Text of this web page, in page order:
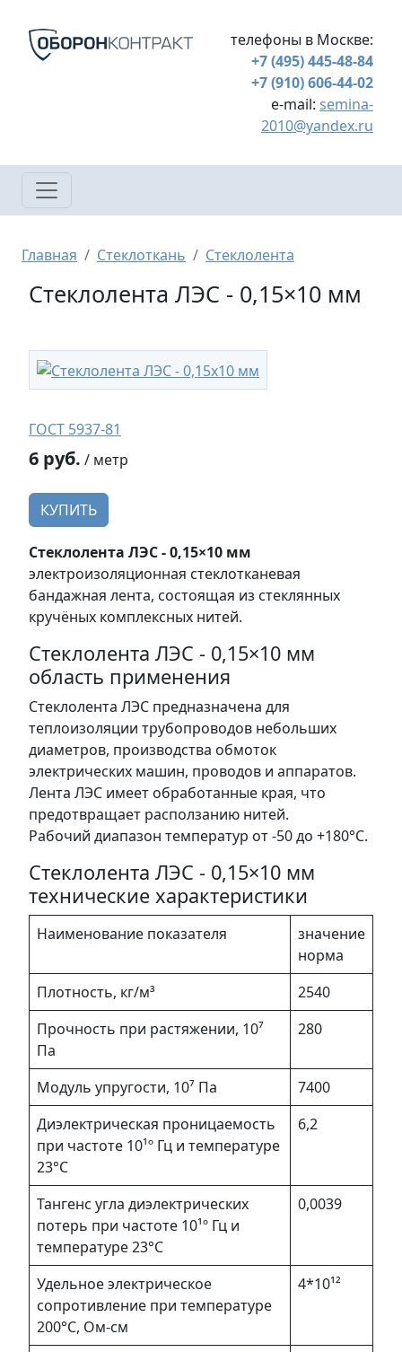
телефоны в Москве:
+7 (495) 445-48-84
+7 (910) 606-44-02
e-mail: semina-
2010@yandex.ru
Строка навигации
Главная Стеклоткань Стеклолента
Стеклолента ЛЭС - 0,15×10 мм
ГОСТ 5937-81
6 руб. / метр
КУПИТЬ
Стеклолента ЛЭС - 0,15×10 мм
электроизоляционная стеклотканевая
бандажная лента, состоящая из стеклянных
кручёных комплексных нитей.
Стеклолента ЛЭС - 0,15×10 мм
область применения
Стеклолента ЛЭС предназначена для
теплоизоляции трубопроводов небольших
диаметров, производства обмоток
электрических машин, проводов и аппаратов.
Лента ЛЭС имеет обработанные края, что
предотвращает расползанию нитей.
Рабочий диапазон температур от -50 до +180°C.
Стеклолента ЛЭС - 0,15×10 мм
технические характеристики
Наименование показателя
значение
норма
Плотность, кг/м³
2540
Прочность при растяжении, 10⁷
Па
280
Модуль упругости, 10⁷ Па
7400
Диэлектрическая проницаемость
при частоте 10¹º Гц и температуре
23°С
6,2
Тангенс угла диэлектрических
потерь при частоте 10¹º Гц и
температуре 23°С
0,0039
Удельное электрическое
сопротивление при температуре
200°С, Ом-см
4*10¹²